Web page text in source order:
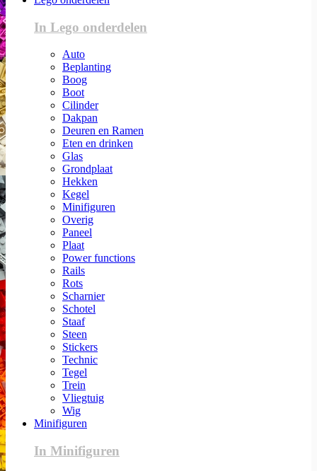
In Lego onderdelen
Auto
Beplanting
Boog
Boot
Cilinder
Dakpan
Deuren en Ramen
Eten en drinken
Glas
Grondplaat
Hekken
Kegel
Minifiguren
Overig
Paneel
Plaat
Power functions
Rails
Rots
Scharnier
Schotel
Staaf
Steen
Stickers
Technic
Tegel
Trein
Vliegtuig
Wig
Minifiguren
In Minifiguren